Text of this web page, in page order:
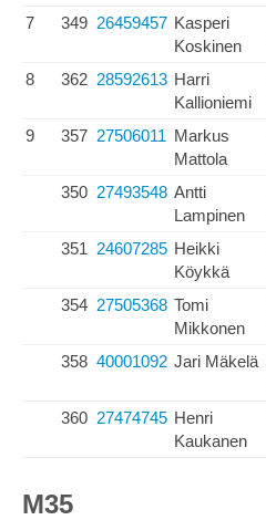
7 349 26459457 Kasperi
Koskinen
8 362 28592613 Harri
Kallioniemi
9 357 27506011 Markus
Mattola
350 27493548 Antti
Lampinen
351 24607285 Heikki
Köykkä
354 27505368 Tomi
Mikkonen
358 40001092 Jari Mäkelä
360 27474745 Henri
Kaukanen
M35